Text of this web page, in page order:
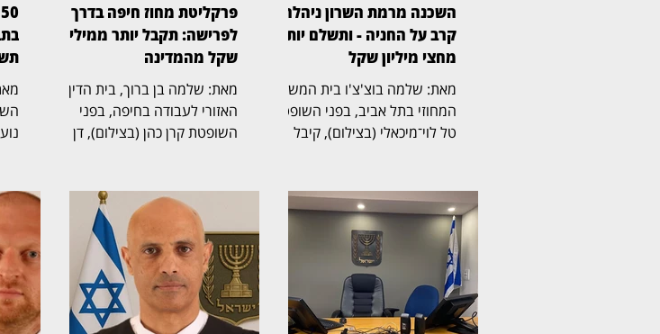
השכנה מרמת השרון ניהלה
קרב על החניה - ותשלם יותר
מחצי מיליון שקל
מאת: שלמה בוצ'צ'ו בית המשפט
המחוזי בתל אביב, בפני השופטת
טל לוי־מיכאלי (בצילום), קיבל
הדין נקבע כי החניה שבמחלוקת
שייכת לבעלי הדירה שתבעו,
ובעלת דירה אחרת בבניין חויבה
בהוצאות חריגות בסכום כולל של
525 אלף שקל. דן ואילנה
בודובסקי רכשו דירה בבניין ברחוב
ביאליק 22 ברמת השרון, שלה
פרקליטת מחוז חיפה בדרך
לפרישה: תקבל יותר ממיליון
שקל מהמדינה
מאת: שלמה בן ברוך, בית הדין
האזורי לעבודה בחיפה, בפני
השופטת קרן כהן (בצילום), דן
התפקידים הבכירים בפרקליטות
המדינה, ובמחלוקת על תנאי
הפרישה, השכר והזכויות
הפנסיוניות עם סיום כהונתה.
ההליך הסתיים בהסכמות בין
הצדדים, שקיבלו תוקף של
החלטה. איילה פיילס־שרון,